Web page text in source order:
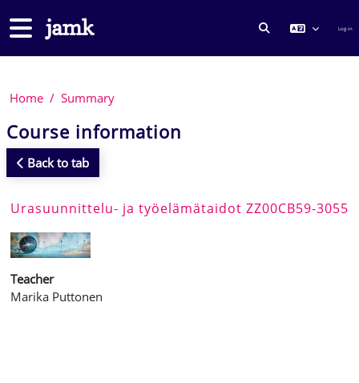
Side panel
TOGGLE Log in
Home Summary
Course information
Back to tab
Urasuunnittelu- ja työelämätaidot ZZ00CB59-3055
Teacher
Marika Puttonen